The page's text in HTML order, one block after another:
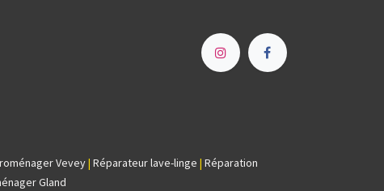
Vevey| Réparateur lave-linge | Réparation
Gland